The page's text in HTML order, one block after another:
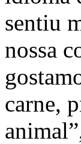
sentiu
nossa
carne,